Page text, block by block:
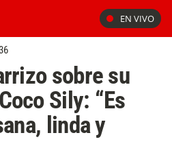
EN VIVO
sobre su
Sily: “Es
linda y